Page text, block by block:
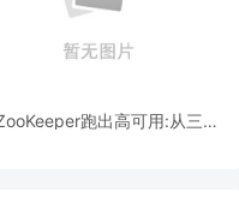
跑出高可用:从三节